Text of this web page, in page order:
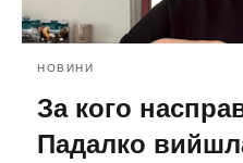
НОВИНИ
За кого
Падалко